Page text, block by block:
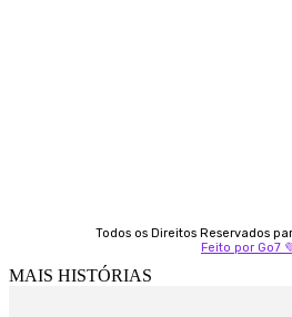
Todos os Direitos Reservados
Feito por Go7
MAIS HISTÓRIAS